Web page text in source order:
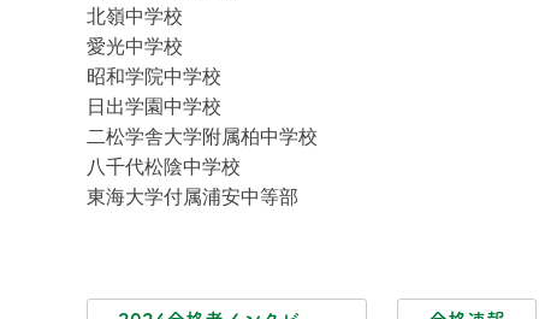
北嶺中学校
愛光中学校
昭和学院中学校
日出学園中学校
二松学舎大学附属柏中学校
八千代松陰中学校
東海大学付属浦安中等部